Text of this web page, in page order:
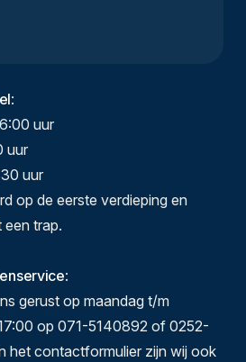
:
uur
uur
uur
op de eerste verdieping en
een trap.
:
gerust op maandag t/m
op 071-5140892 of 0252-
het contactformulier zijn wij ook